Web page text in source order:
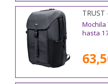
TRUST
Mochila
hasta